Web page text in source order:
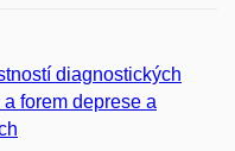
diagnostických
forem deprese a